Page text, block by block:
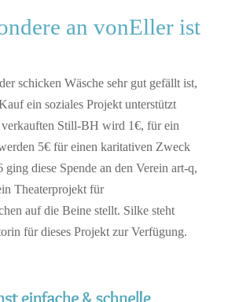
an vonEller ist
schicken Wäsche sehr gut gefällt ist,
ein soziales Projekt unterstützt
Still-BH wird 1€, für ein
5€ für einen karitativen Zweck
ging diese Spende an den Verein art-q,
Theaterprojekt für
auf die Beine stellt. Silke steht
für dieses Projekt zur Verfügung.